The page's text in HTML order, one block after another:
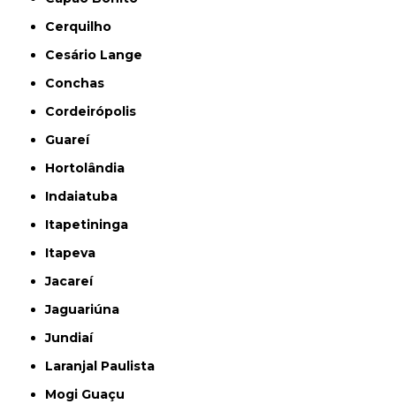
Cerquilho
Cesário Lange
Conchas
Cordeirópolis
Guareí
Hortolândia
Indaiatuba
Itapetininga
Itapeva
Jacareí
Jaguariúna
Jundiaí
Laranjal Paulista
Mogi Guaçu